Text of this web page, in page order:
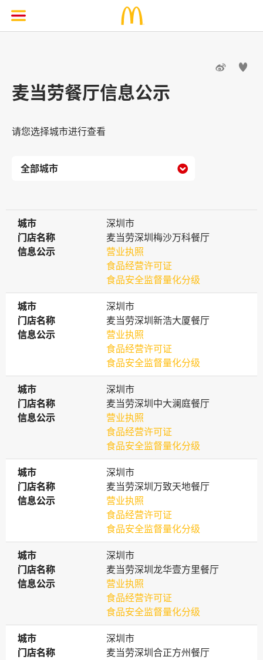
 
麦当劳餐厅信息公示
请您选择城市进行查看

城市
城市
深圳市
门店名称
门店名称
麦当劳深圳梅沙万科餐厅
信息公示
信息公示
营业执照
食品经营许可证
食品安全监督量化分级
城市
城市
深圳市
门店名称
门店名称
麦当劳深圳新浩大厦餐厅
信息公示
信息公示
营业执照
食品经营许可证
食品安全监督量化分级
城市
城市
深圳市
门店名称
门店名称
麦当劳深圳中大澜庭餐厅
信息公示
信息公示
营业执照
食品经营许可证
食品安全监督量化分级
城市
城市
深圳市
门店名称
门店名称
麦当劳深圳万致天地餐厅
信息公示
信息公示
营业执照
食品经营许可证
食品安全监督量化分级
城市
城市
深圳市
门店名称
门店名称
麦当劳深圳龙华壹方里餐厅
信息公示
信息公示
营业执照
食品经营许可证
食品安全监督量化分级
城市
城市
深圳市
门店名称
门店名称
麦当劳深圳合正方州餐厅